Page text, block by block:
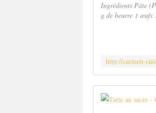
Ingrédients Pâte
g de beurre 1 œufs